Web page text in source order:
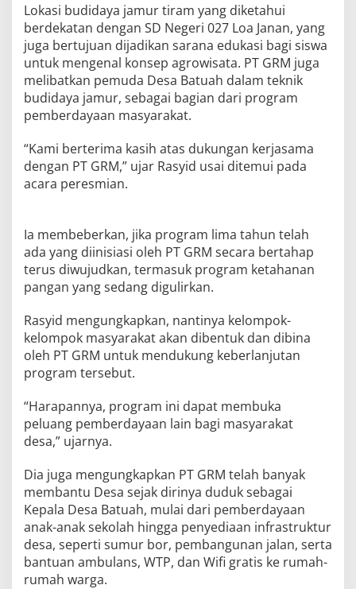
Lokasi budidaya jamur tiram yang diketahui
berdekatan dengan SD Negeri 027 Loa Janan, yang
juga bertujuan dijadikan sarana edukasi bagi siswa
untuk mengenal konsep agrowisata. PT GRM juga
melibatkan pemuda Desa Batuah dalam teknik
budidaya jamur, sebagai bagian dari program
pemberdayaan masyarakat.
“Kami berterima kasih atas dukungan kerjasama
dengan PT GRM,” ujar Rasyid usai ditemui pada
acara peresmian.
Ia membeberkan, jika program lima tahun telah
ada yang diinisiasi oleh PT GRM secara bertahap
terus diwujudkan, termasuk program ketahanan
pangan yang sedang digulirkan.
Rasyid mengungkapkan, nantinya kelompok-
kelompok masyarakat akan dibentuk dan dibina
oleh PT GRM untuk mendukung keberlanjutan
program tersebut.
“Harapannya, program ini dapat membuka
peluang pemberdayaan lain bagi masyarakat
desa,” ujarnya.
Dia juga mengungkapkan PT GRM telah banyak
membantu Desa sejak dirinya duduk sebagai
Kepala Desa Batuah, mulai dari pemberdayaan
anak-anak sekolah hingga penyediaan infrastruktur
desa, seperti sumur bor, pembangunan jalan, serta
bantuan ambulans, WTP, dan Wifi gratis ke rumah-
rumah warga.